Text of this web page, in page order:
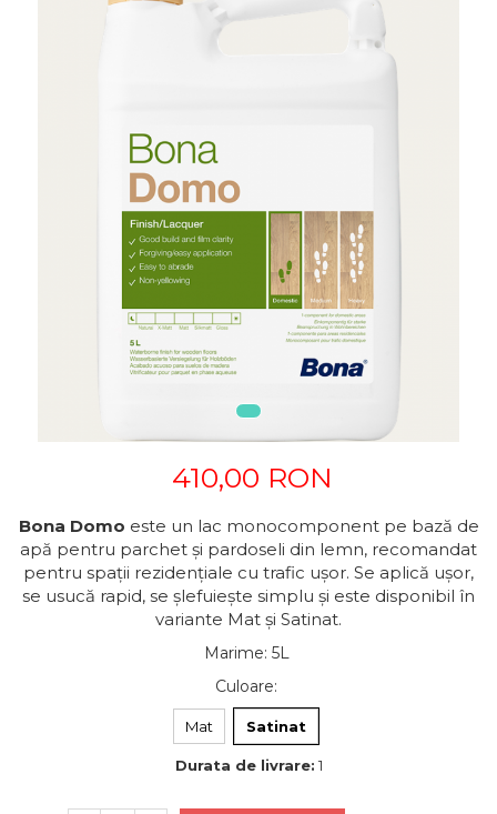
410,00 RON
Bona Domo este un lac monocomponent pe bază de
apă pentru parchet și pardoseli din lemn, recomandat
pentru spații rezidențiale cu trafic ușor. Se aplică ușor,
se usucă rapid, se șlefuiește simplu și este disponibil în
variante Mat și Satinat.
Marime: 5L
Culoare:
Mat Satinat
Durata de livrare: 1